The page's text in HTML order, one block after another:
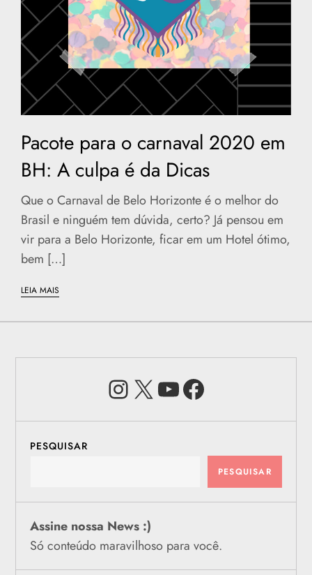
Pacote para o carnaval 2020 em
BH: A culpa é da Dicas
Que o Carnaval de Belo Horizonte é o melhor do
Brasil e ninguém tem dúvida, certo? Já pensou em
vir para a Belo Horizonte, ficar em um Hotel ótimo,
bem […]
LEIA MAIS
Instagram
X Youtube
PESQUISAR
PESQUISAR
Assine nossa News :)
Só conteúdo maravilhoso para você.